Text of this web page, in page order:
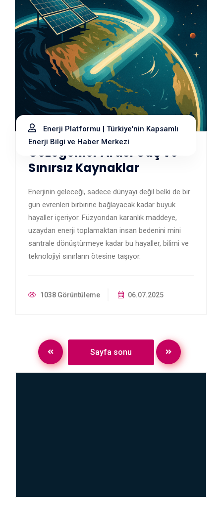
Enerji Platformu | Türkiye'nin Kapsamlı
Enerji Bilgi ve Haber Merkezi
Gezegenler Arası Güç ve
Sınırsız Kaynaklar
Enerjinin geleceği, sadece dünyayı değil belki de bir
gün evrenleri birbirine bağlayacak kadar büyük
hayaller içeriyor. Füzyondan karanlık maddeye,
uzaydan enerji toplamaktan insan bedenini mini
santrale dönüştürmeye kadar bu hayaller, bilimi ve
teknolojiyi sınırların ötesine taşıyor.
1038 Görüntüleme 06.07.2025
Sayfa sonu